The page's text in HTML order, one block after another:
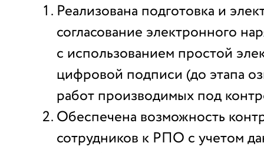
Реализована подготовка и
согласование электронного
с использованием простой
цифровой подписи (до этапа
работ производимых под
Обеспечена возможность
сотрудников к РПО с учетом